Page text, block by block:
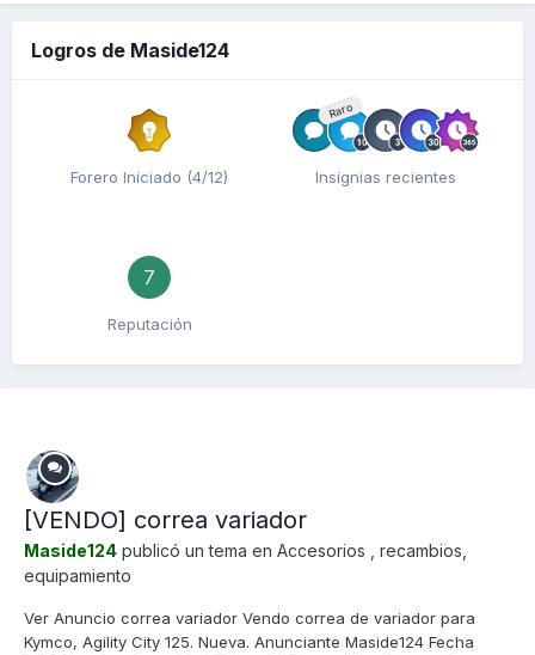
Logros de Maside124
Forero Iniciado (4/12)
Raro
Insignias recientes
7
Reputación
[VENDO] correa variador
Maside124 publicó un tema en Accesorios , recambios,
equipamiento
Ver Anuncio correa variador Vendo correa de variador para
Kymco, Agility City 125. Nueva. Anunciante Maside124 Fecha